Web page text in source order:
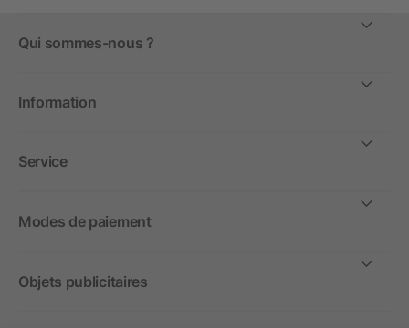
Qui sommes-nous ?
Information
Service
Modes de paiement
Objets publicitaires